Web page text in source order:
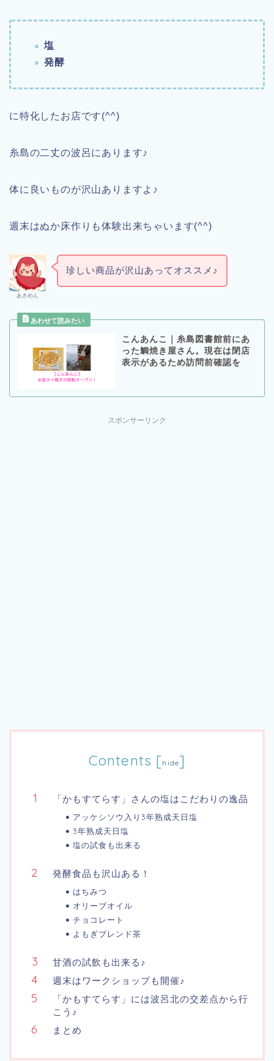
塩
発酵
に特化したお店です(^^)
糸島の二丈の波呂にあります♪
体に良いものが沢山ありますよ♪
週末はぬか床作りも体験出来ちゃいます(^^)
あきめん
珍しい商品が沢山あってオススメ♪
こんあんこ｜糸島図書館前にあ
った鯛焼き屋さん。現在は閉店
表示があるため訪問前確認を
スポンサーリンク
Contents [hide]
「かもすてらす」さんの塩はこだわりの逸品
アッケシソウ入り3年熟成天日塩
3年熟成天日塩
塩の試食も出来る
発酵食品も沢山ある！
はちみつ
オリーブオイル
チョコレート
よもぎブレンド茶
甘酒の試飲も出来る♪
週末はワークショップも開催♪
「かもすてらす」には波呂北の交差点から行
こう♪
まとめ